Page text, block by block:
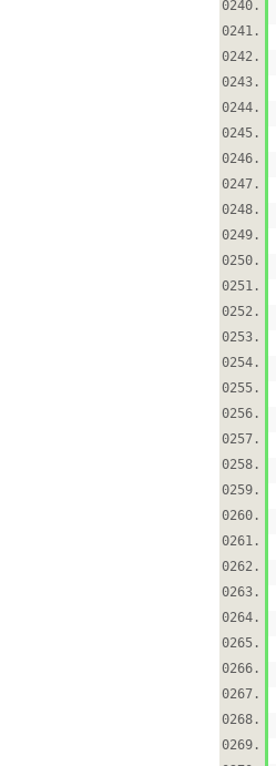
0240.
0241.
0242.
0243.
0244.
0245.
0246.
0247.
0248.
0249.
0250.
0251.
0252.
0253.
0254.
0255.
0256.
0257.
0258.
0259.
0260.
0261.
0262.
0263.
0264.
0265.
0266.
0267.
0268.
0269.